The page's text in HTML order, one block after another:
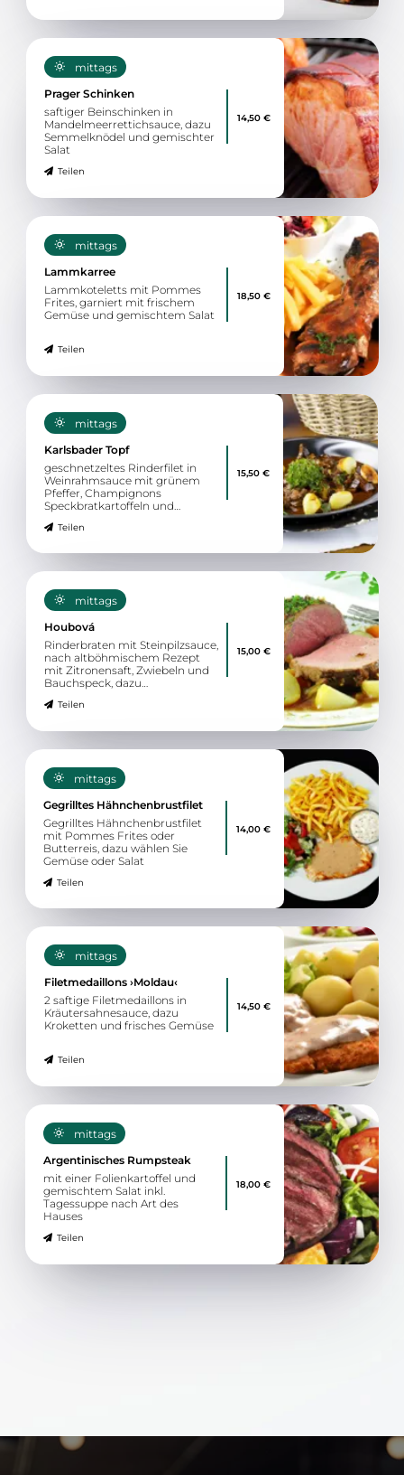
mittags
Prager Schinken
saftiger Beinschinken in
Mandelmeerrettichsauce, dazu
Semmelknödel und gemischter
Salat
Teilen
14,50 €
mittags
Lammkarree
Lammkoteletts mit Pommes
Frites, garniert mit frischem
Gemüse und gemischtem Salat
Teilen
18,50 €
mittags
Karlsbader Topf
geschnetzeltes Rinderfilet in
Weinrahmsauce mit grünem
Pfeffer, Champignons
Speckbratkartoffeln und
Teilen
15,50 €
mittags
Houbová
Rinderbraten mit Steinpilzsauce,
nach altböhmischem Rezept
mit Zitronensaft, Zwiebeln und
Bauchspeck, dazu
Teilen
15,00 €
mittags
Gegrilltes Hähnchenbrustfilet
Gegrilltes Hähnchenbrustfilet
mit Pommes Frites oder
Butterreis, dazu wählen Sie
Gemüse oder Salat
Teilen
14,00 €
mittags
Filetmedaillons ›Moldau‹
2 saftige Filetmedaillons in
Kräutersahnesauce, dazu
Kroketten und frisches Gemüse
Teilen
14,50 €
mittags
Argentinisches Rumpsteak
mit einer Folienkartoffel und
gemischtem Salat inkl.
Tagessuppe nach Art des
Hauses
Teilen
18,00 €